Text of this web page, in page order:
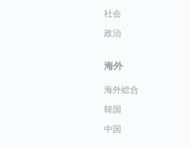
社会
政治
海外
海外総合
韓国
中国